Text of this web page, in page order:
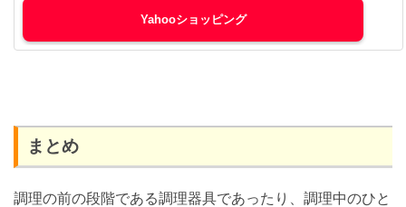
Yahooショッピング
まとめ
調理の前の段階である調理器具であったり、調理中のひと